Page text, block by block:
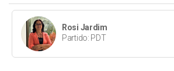
Rosi Jardim
Partido: PDT